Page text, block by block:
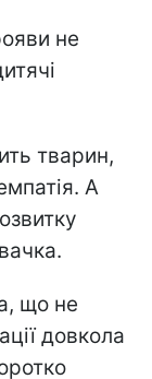
не
тварин,
А
що не
довкола